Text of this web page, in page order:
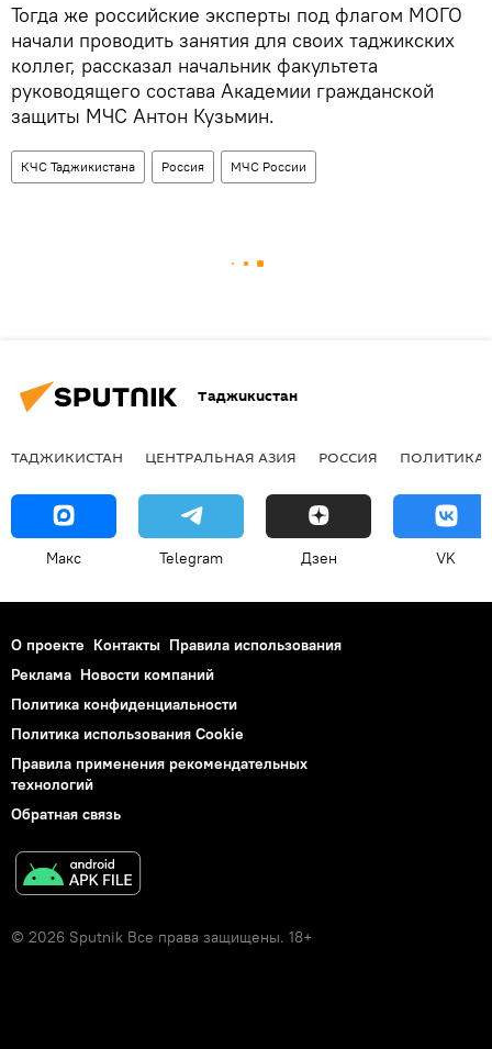
Тогда же российские эксперты под флагом МОГО
начали проводить занятия для своих таджикских
коллег, рассказал начальник факультета
руководящего состава Академии гражданской
защиты МЧС Антон Кузьмин.
КЧС Таджикистана Россия МЧС России
Таджикистан
ТАДЖИКИСТАН ЦЕНТРАЛЬНАЯ АЗИЯ РОССИЯ ПОЛИТИКА
Макс Telegram Дзен VK
О проекте Контакты Правила использования
Реклама Новости компаний
Политика конфиденциальности
Политика использования Cookie
Правила применения рекомендательных
технологий
Обратная связь
© 2026 Sputnik Все права защищены. 18+